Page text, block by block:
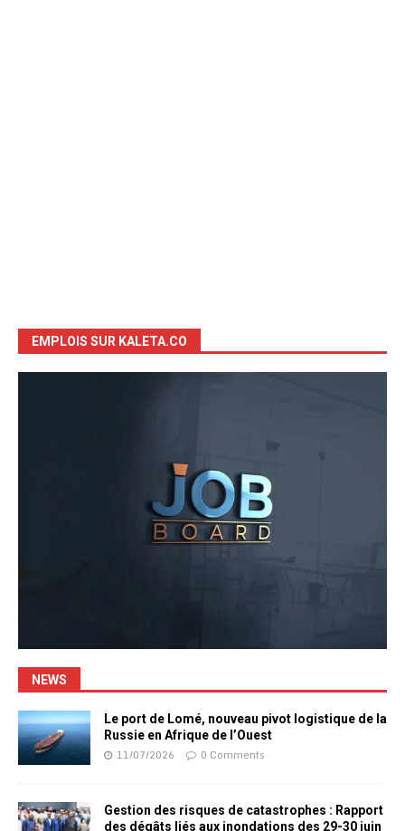
EMPLOIS SUR KALETA.CO
NEWS
Le port de Lomé, nouveau pivot logistique de la
Russie en Afrique de l’Ouest
11/07/2026 0 Comments
Gestion des risques de catastrophes : Rapport
des dégâts liés aux inondations des 29-30 juin